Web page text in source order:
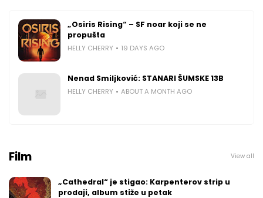
„Osiris Rising“ – SF noar koji se ne
propušta
HELLY CHERRY 19 DAYS AGO
Nenad Smiljković: STANARI ŠUMSKE 13B
HELLY CHERRY ABOUT A MONTH AGO
Film View all
„Cathedral“ je stigao: Karpenterov strip u
prodaji, album stiže u petak